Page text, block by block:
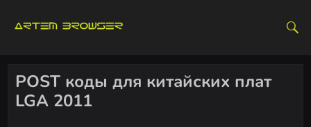
POST коды для китайских плат
LGA 2011